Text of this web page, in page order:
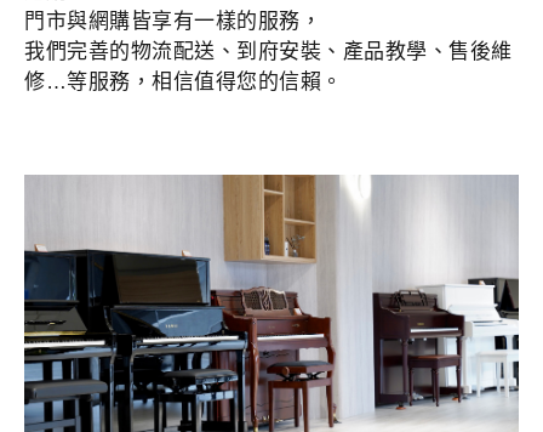
門市與網購皆享有一樣的服務，
我們完善的物流配送、到府安裝、產品教學、售後維
修…等服務，相信值得您的信賴。